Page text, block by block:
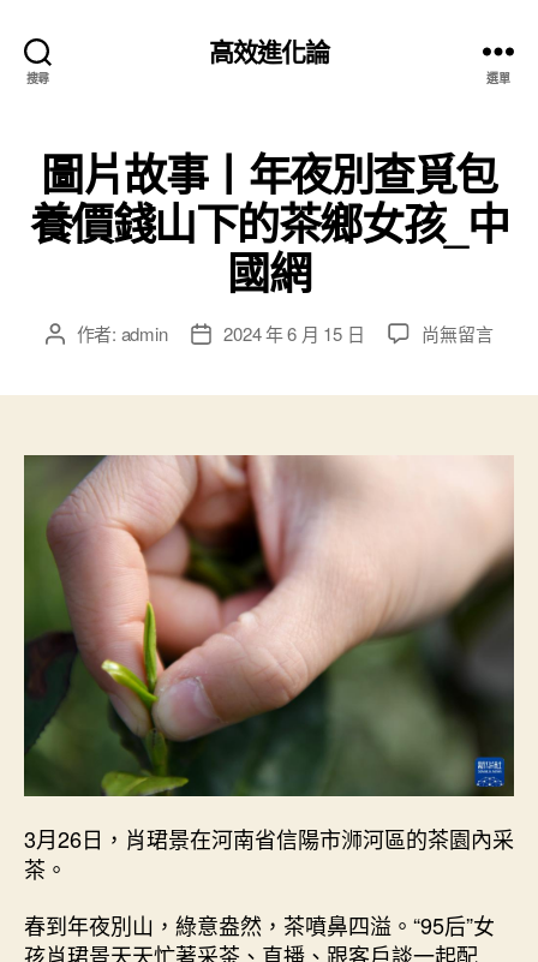
搜尋
高效進化論
選單
圖片故事丨年夜別查覓包
養價錢山下的茶鄉女孩_中
國網
文 作者: admin
文
期
2024 年 6 月 15 日
在
覓
包
養
錢
鄉
_
中
尚無留言
3月26日，肖珺景在河南省信陽市浉河區的茶園內采
茶。
春到年夜別山，綠意盎然，茶噴鼻四溢。“95后”女
孩肖珺景天天忙著采茶、直播、跟客戶談一起配